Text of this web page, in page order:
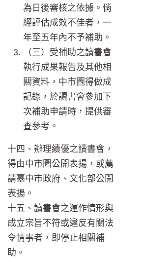
為日後審核之依據。倘
經評估成效不佳者，一
年至五年內不予補助。
（三）受補助之讀書會
執行成果報告及其他相
關資料，中市圖得做成
記錄，於讀書會參加下
次補助申請時，提供審
查參考。
十四、辦理績優之讀書會，
得由中市圖公開表揚，或薦
請臺中市政府、文化部公開
表揚。
十五、讀書會之運作情形與
成立宗旨不符或違反有關法
令情事者，即停止相關補
助。